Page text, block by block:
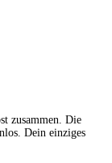
zusammen. Die
Dein einziges